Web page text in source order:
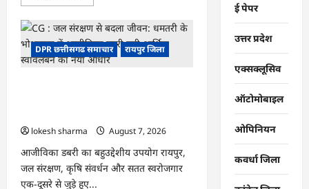
का
मुनाफा
more
CG
:
वन
महोत्सव
में
को
मिला
जनसमर्थन
DPR छत्तीसगढ समाचार रायपुर जिला
lokesh sharma
August 7, 2026
आजीविका डबरी का बहुउद्देशीय उपयोग रायपुर,
जल संरक्षण, कृषि संवर्धन और सतत स्वरोजगार
एक-दूसरे से जुड़े हुए...
ई पेपर
उत्तर प्रदेश
एक्सक्लूसिव
ऑटोमोबाइल
ओपिनियन
कवर्धा जिला